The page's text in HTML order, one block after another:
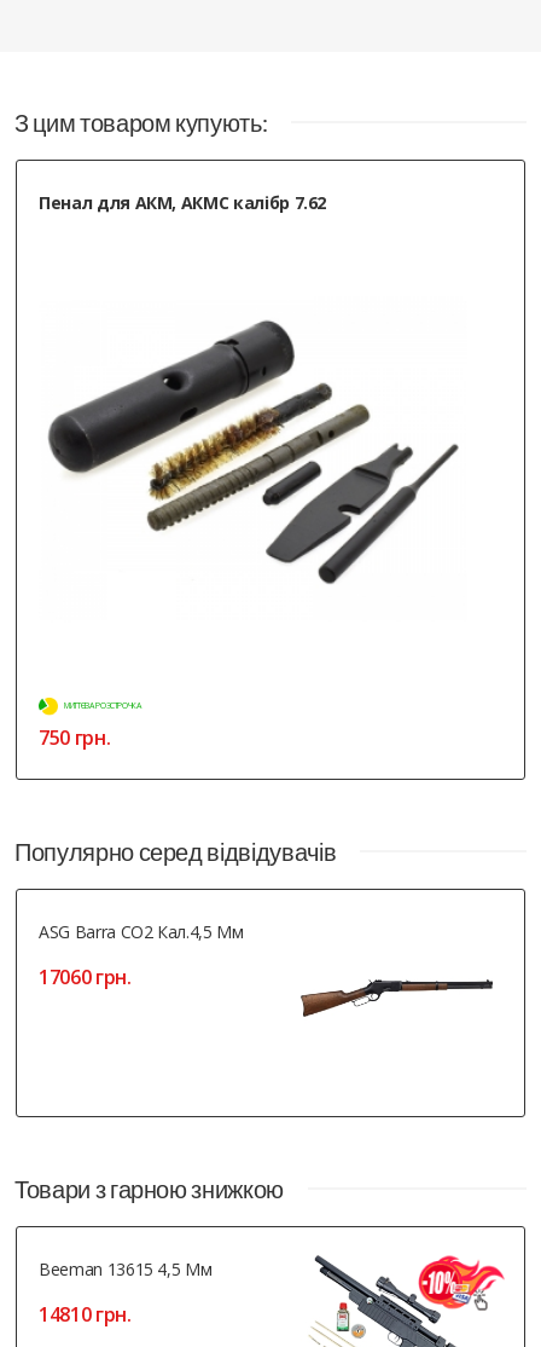
З цим товаром купують:
Пенал для АКМ, АКМС калібр 7.62
МИТТЄВА РОЗСТРОЧКА
750 грн.
Популярно серед відвідувачів
ASG Barra СО2 Кал.4,5 Мм
17060 грн.
Товари з гарною знижкою
Beeman 13615 4,5 Мм
14810 грн.